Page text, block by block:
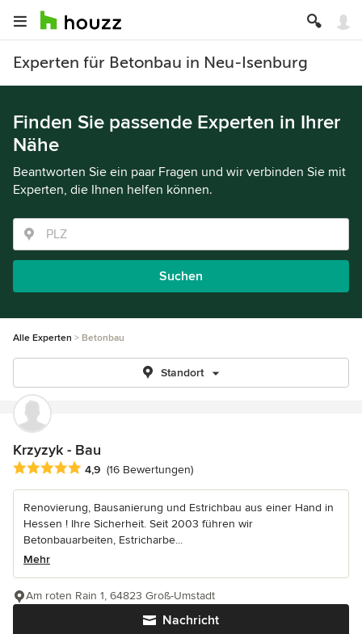
Experten für Betonbau in Neu-Isenburg
Finden Sie passende Experten in Ihrer
Nähe
Beantworten Sie ein paar Fragen und wir verbinden Sie mit
Experten, die Ihnen helfen können.
Suchen
Alle Experten Betonbau
Standort
Krzyzyk - Bau
Durchschnittliche Bewertung: 4.9 von 5 Sternen
4,9 (16 Bewertungen)
Renovierung, Bausanierung und Estrichbau aus einer Hand in
Hessen ! Ihre Sicherheit. Seit 2003 führen wir
Betonbauarbeiten, Estricharbe...
Mehr
Nachricht
Am roten Rain 1, 64823 Groß-Umstadt